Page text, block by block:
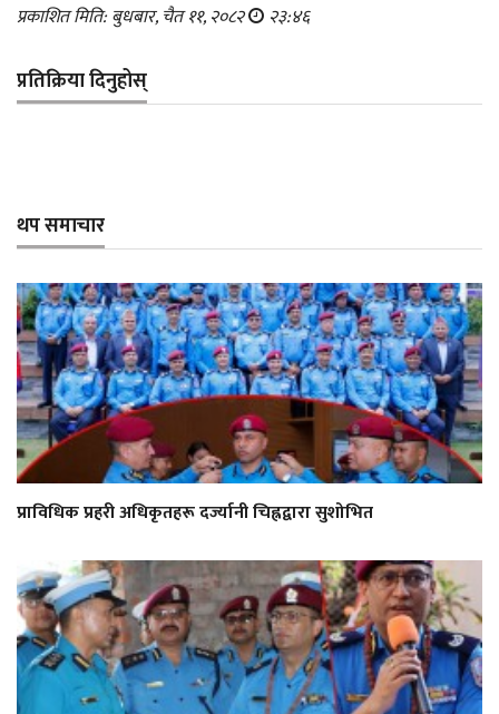
प्रकाशित मिति: बुधबार, चैत ११, २०८२ २३:४६
प्रतिक्रिया दिनुहोस्
थप समाचार
प्राविधिक प्रहरी अधिकृतहरू दर्ज्यानी चिह्नद्वारा सुशोभित